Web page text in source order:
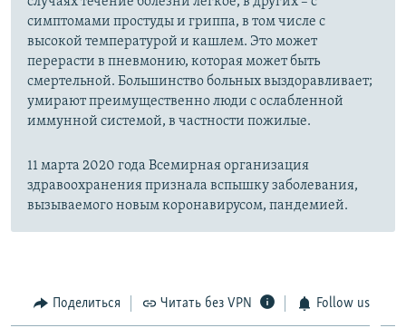
симптомами простуды и гриппа, в том числе с
высокой температурой и кашлем. Это может
перерасти в пневмонию, которая может быть
смертельной. Большинство больных выздоравливает;
умирают преимущественно люди с ослабленной
иммунной системой, в частности пожилые.
11 марта 2020 года Всемирная организация
здравоохранения признала вспышку заболевания,
вызываемого новым коронавирусом, пандемией.
Поделиться Читать без VPN Follow us